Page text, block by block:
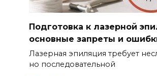
Подготовка к лазерной
основные запреты и
Лазерная эпиляция требует
но последовательной